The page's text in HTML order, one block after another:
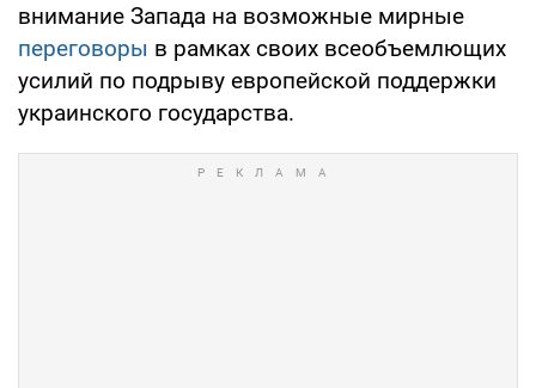
внимание Запада на возможные мирные
переговоры в рамках своих всеобъемлющих
усилий по подрыву европейской поддержки
украинского государства.